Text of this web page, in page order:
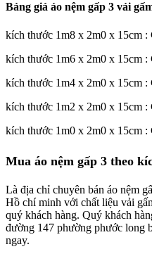
Bảng giá áo nệm gấp 3 vải
kích thước 1m8 x 2m0 x 15cm :
kích thước 1m6 x 2m0 x 15cm :
kích thước 1m4 x 2m0 x 15cm :
kích thước 1m2 x 2m0 x 15cm :
kích thước 1m0 x 2m0 x 15cm :
Mua áo nệm gấp 3 theo
Là địa chỉ chuyên bán áo nệm
Hồ chí minh với chất liệu vải
quý khách hàng. Quý khách
đường 147 phường phước long
ngay.